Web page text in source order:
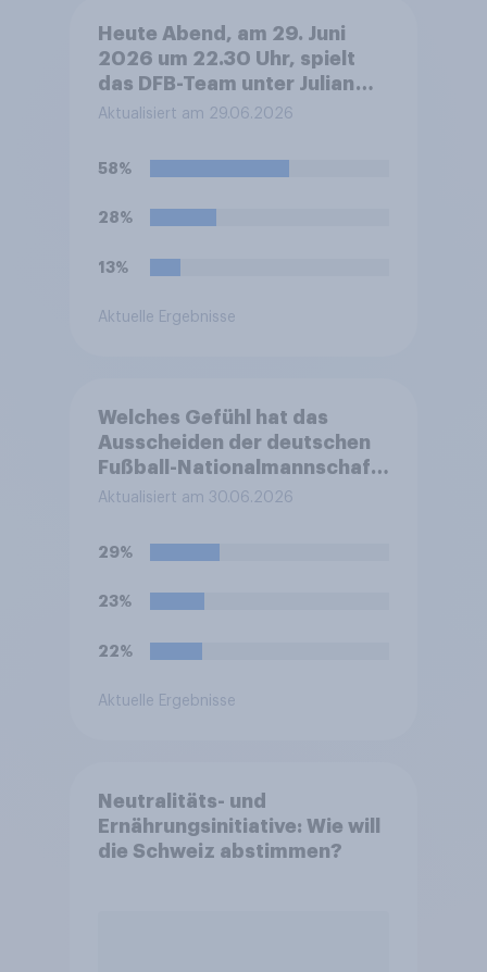
Heute Abend, am 29. Juni
2026 um 22.30 Uhr, spielt
das DFB-Team unter Julian
Nagelsmann bei der Fußball-
Finalspiel gegen Paraguay.
Was glauben Sie, wer das
Spiel gewinnen und damit ins
Aktualisiert am 29.06.2026
58%
28%
13%
Aktuelle Ergebnisse
Welches Gefühl hat das
Ausscheiden der deutschen
Fußball-Nationalmannschaft
bei der FIFA-
ehesten bei Ihnen ausgelöst?
Aktualisiert am 30.06.2026
29%
23%
22%
Aktuelle Ergebnisse
Neutralitäts- und
Ernährungsinitiative: Wie will
die Schweiz abstimmen?